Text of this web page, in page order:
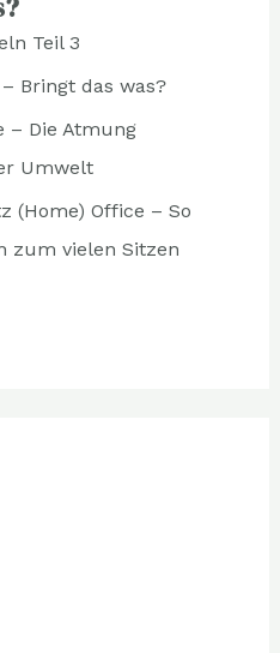
Teil 3
Bringt das was?
– Die Atmung
Umwelt
(Home) Office – So
zum vielen Sitzen